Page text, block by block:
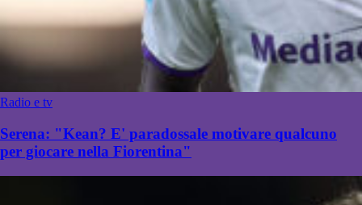
Radio e tv
Serena: "Kean? E' paradossale motivare qualcuno
per giocare nella Fiorentina"